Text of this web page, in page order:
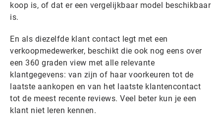
koop is, of dat er een vergelijkbaar model beschikbaar
is.
En als diezelfde klant contact legt met een
verkoopmedewerker, beschikt die ook nog eens over
een 360 graden view met alle relevante
klantgegevens: van zijn of haar voorkeuren tot de
laatste aankopen en van het laatste klantencontact
tot de meest recente reviews. Veel beter kun je een
klant niet leren kennen.